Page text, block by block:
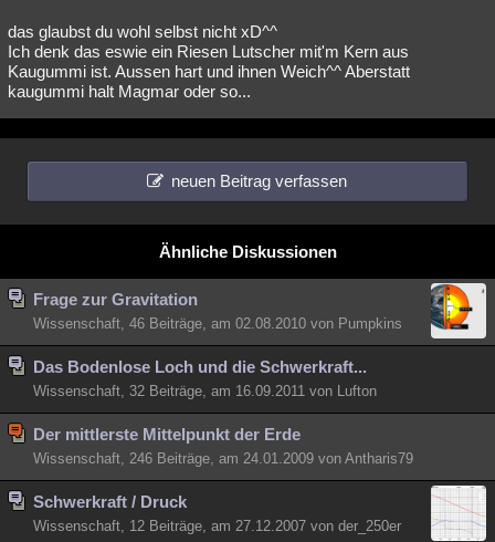
das glaubst du wohl selbst nicht xD^^
Ich denk das eswie ein Riesen Lutscher mit'm Kern aus
Kaugummi ist. Aussen hart und ihnen Weich^^ Aberstatt
kaugummi halt Magmar oder so...
neuen Beitrag verfassen
Ähnliche Diskussionen
Frage zur Gravitation
Wissenschaft, 46 Beiträge, am 02.08.2010 von Pumpkins
Das Bodenlose Loch und die Schwerkraft...
Wissenschaft, 32 Beiträge, am 16.09.2011 von Lufton
Der mittlerste Mittelpunkt der Erde
Wissenschaft, 246 Beiträge, am 24.01.2009 von Antharis79
Schwerkraft / Druck
Wissenschaft, 12 Beiträge, am 27.12.2007 von der_250er